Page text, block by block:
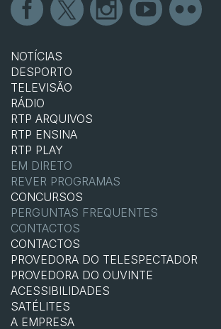
NOTÍCIAS
DESPORTO
TELEVISÃO
RÁDIO
RTP ARQUIVOS
RTP ENSINA
RTP PLAY
EM DIRETO
REVER PROGRAMAS
CONCURSOS
PERGUNTAS FREQUENTES
CONTACTOS
CONTACTOS
PROVEDORA DO TELESPECTADOR
PROVEDORA DO OUVINTE
ACESSIBILIDADES
SATÉLITES
A EMPRESA